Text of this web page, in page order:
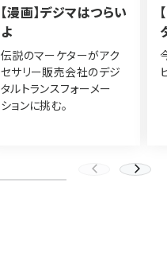
【漫画】デジマはつらい
よ
伝説のマーケターがアク
セサリー販売会社のデジ
タルトランスフォーメー
ションに挑む。